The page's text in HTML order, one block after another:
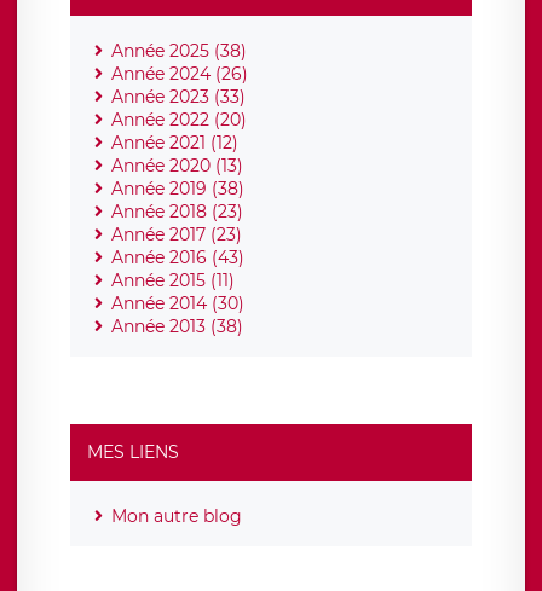
Année 2025 (38)
Année 2024 (26)
Année 2023 (33)
Année 2022 (20)
Année 2021 (12)
Année 2020 (13)
Année 2019 (38)
Année 2018 (23)
Année 2017 (23)
Année 2016 (43)
Année 2015 (11)
Année 2014 (30)
Année 2013 (38)
MES LIENS
Mon autre blog